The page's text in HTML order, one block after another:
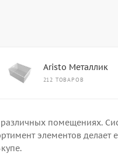
Aristo Металлик
212 ТОВАРОВ
помещениях.
элементов делает